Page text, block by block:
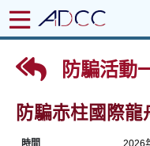
防騙活動
防騙赤柱國際龍
時間
2026